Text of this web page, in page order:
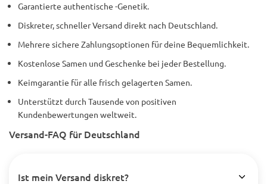
Garantierte authentische -Genetik.
Diskreter, schneller Versand direkt nach Deutschland.
Mehrere sichere Zahlungsoptionen für deine Bequemlichkeit.
Kostenlose Samen und Geschenke bei jeder Bestellung.
Keimgarantie für alle frisch gelagerten Samen.
Unterstützt durch Tausende von positiven
Kundenbewertungen weltweit.
Versand-FAQ für Deutschland
Ist mein Versand diskret?